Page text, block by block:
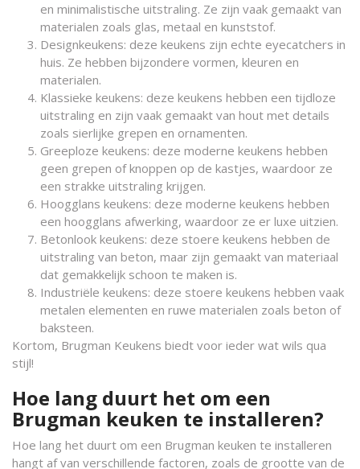
en minimalistische uitstraling. Ze zijn vaak gemaakt van
materialen zoals glas, metaal en kunststof.
Designkeukens: deze keukens zijn echte eyecatchers in
huis. Ze hebben bijzondere vormen, kleuren en
materialen.
Klassieke keukens: deze keukens hebben een tijdloze
uitstraling en zijn vaak gemaakt van hout met details
zoals sierlijke grepen en ornamenten.
Greeploze keukens: deze moderne keukens hebben
geen grepen of knoppen op de kastjes, waardoor ze
een strakke uitstraling krijgen.
Hoogglans keukens: deze moderne keukens hebben
een hoogglans afwerking, waardoor ze er luxe uitzien.
Betonlook keukens: deze stoere keukens hebben de
uitstraling van beton, maar zijn gemaakt van materiaal
dat gemakkelijk schoon te maken is.
Industriële keukens: deze stoere keukens hebben vaak
metalen elementen en ruwe materialen zoals beton of
baksteen.
Kortom, Brugman Keukens biedt voor ieder wat wils qua
stijl!
Hoe lang duurt het om een
Brugman keuken te installeren?
Hoe lang het duurt om een Brugman keuken te installeren
hangt af van verschillende factoren, zoals de grootte van de